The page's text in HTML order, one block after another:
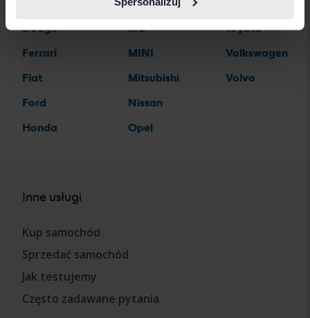
Dodge
Ferrari
Fiat
Ford
Honda
Mercedes
MG
MINI
Mitsubishi
Nissan
Opel
Toyota
Volkswagen
Volvo
Inne usługi
Kup samochód
Sprzedać samochód
Jak testujemy
Często zadawane pytania